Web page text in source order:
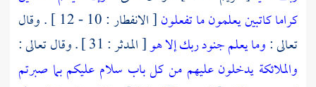
كراما كاتبين يعلمون ما تفعلون
[ الانفطار : 10 - 12 ] . وقال
تعالى :وما يعلم جنود ربك إلا هو[ المدثر : 31 ] . وقال تعالى :
والملائكة يدخلون عليهم من كل باب سلام عليكم بما صبرتم